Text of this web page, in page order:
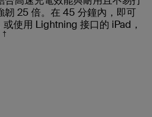
韌 25 倍。在 45 分鐘內，即可
使用 Lightning 接口的 iPad，
†